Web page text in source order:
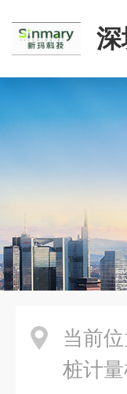
深
当前位
桩计